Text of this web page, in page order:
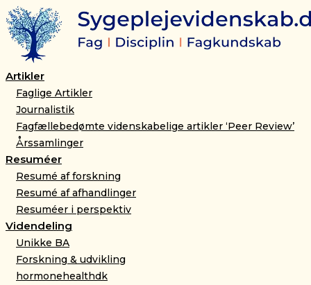
Gå
til
indholdet
Artikler
Faglige Artikler
Journalistik
Fagfællebedømte videnskabelige artikler ‘Peer Review’
Årssamlinger
Resuméer
Resumé af forskning
Resumé af afhandlinger
Resuméer i perspektiv
Videndeling
Unikke BA
Forskning & udvikling
hormonehealthdk